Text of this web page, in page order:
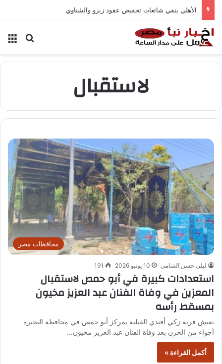
الأهلي ينفي شائعات تخفيض عقود زيزو والشناوي
بحث
لاستقبال
محافظات مصر
ليلى حسن الشامي 10 يونيو 2026 191
استعدادات كبيرة في أبو حمص لاستقبال
المعزين في وفاة الفنان عبد العزيز مخيون
بمسقط رأسه
تعيش قرية زكي أفندي القبلية بمركز أبو حمص في محافظة البحيرة
أجواء من الحزن بعد وفاة الفنان عبد العزيز مخيون…
أكمل القراءة »